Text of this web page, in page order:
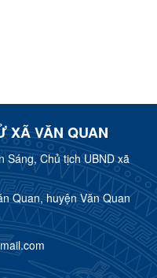
XÃ VĂN QUAN
Chủ tịch UBND xã
Quan, huyện Văn Quan